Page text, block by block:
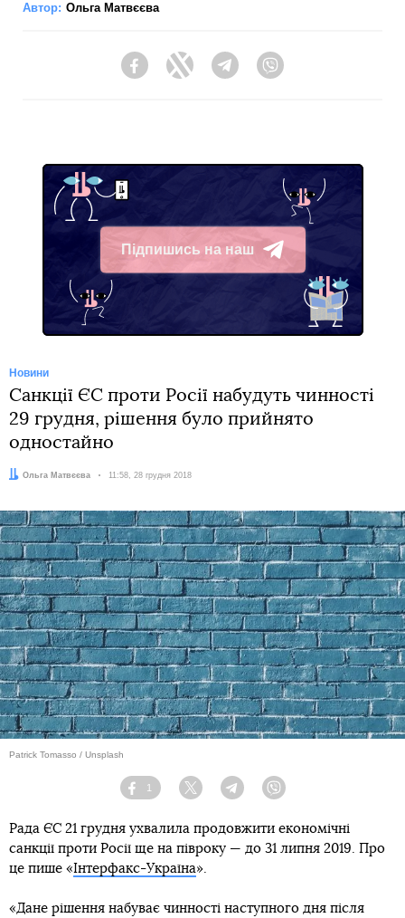
Автор: Ольга Матвєєва
FacebookTwitter Telegram
Підпишись на наш
Telegram
Новини
Санкції ЄС проти Росії набудуть чинності
29 грудня, рішення було прийнято
одностайно
Автор:
Ольга Матвєєва Дата:
11:58, 28 грудня 2018
Patrick Tomasso / Unsplash
Facebook
1
Twitter TelegramViber
Рада ЄС 21 грудня ухвалила продовжити економічні
санкції проти Росії ще на півроку — до 31 липня 2019. Про
це пише «Інтерфакс-Україна».
«Дане рішення набуває чинності наступного дня після